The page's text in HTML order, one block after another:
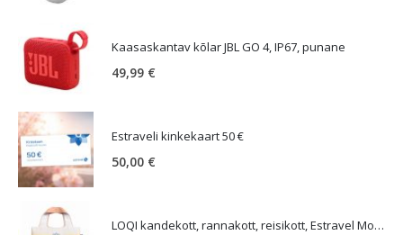
Kaasaskantav kõlar JBL GO 4, IP67, punane
49,99 €
Estraveli kinkekaart 50 €
50,00 €
LOQI kandekott, rannakott, reisikott, Estravel Mountain Bag